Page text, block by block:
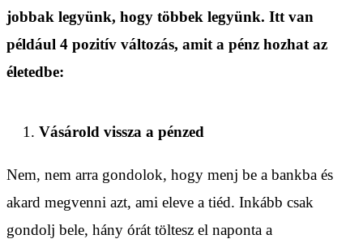
jobbak legyünk, hogy többek legyünk. Itt van
például 4 pozitív változás, amit a pénz hozhat az
életedbe:
Vásárold vissza a pénzed
Nem, nem arra gondolok, hogy menj be a bankba és
akard megvenni azt, ami eleve a tiéd. Inkább csak
gondolj bele, hány órát töltesz el naponta a